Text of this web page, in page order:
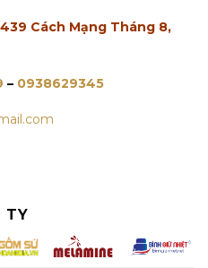
439 Cách Mạng Tháng 8,
– 0938629345
TY